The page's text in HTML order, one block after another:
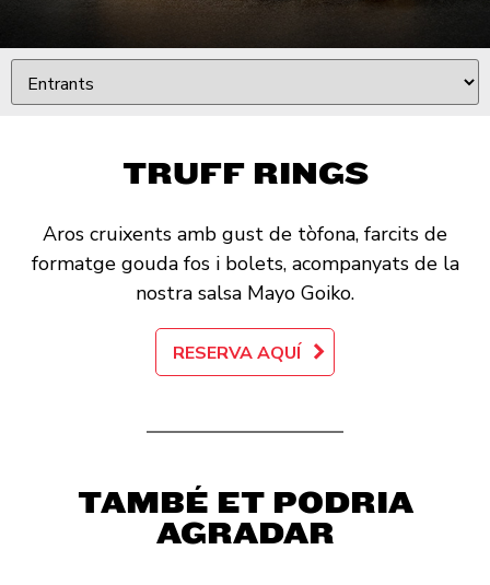
TRUFF RINGS
Aros cruixents amb gust de tòfona, farcits de
formatge gouda fos i bolets, acompanyats de la
nostra salsa Mayo Goiko.
RESERVA AQUÍ
TAMBÉ ET PODRIA
AGRADAR